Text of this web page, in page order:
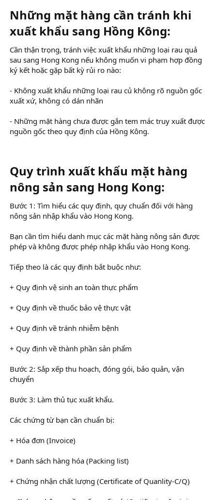
Những mặt hàng cần tránh khi
xuất khẩu sang Hồng Kông:​
Cần thận trọng, tránh việc xuất khẩu những loại rau quả
sau sang Hong Kong nếu không muốn vi phạm hợp đồng
ký kết hoặc gặp bất kỳ rủi ro nào:
- Không xuất khẩu những loại rau củ không rõ nguồn gốc
xuất xứ, không có dán nhãn
- Những mặt hàng chưa được gắn tem mác truy xuất được
nguồn gốc theo quy định của Hồng Kông.
Quy trình xuất khẩu mặt hàng
nông sản sang Hong Kong:​
Bước 1: Tìm hiểu các quy định, quy chuẩn đối với hàng
nông sản nhập khẩu vào Hong Kong.
Bạn cần tìm hiểu danh mục các mặt hàng nông sản được
phép và không được phép nhập khẩu vào Hong Kong.
Tiếp theo là các quy định bắt buộc như:
+ Quy định vệ sinh an toàn thực phẩm
+ Quy định về thuốc bảo vệ thực vật
+ Quy định về tránh nhiễm bệnh
+ Quy định về thành phần sản phẩm
Bước 2: Sắp xếp thu hoạch, đóng gói, bảo quản, vận
chuyển
Bước 3: Làm thủ tục xuất khẩu.
Các chứng từ bạn cần chuẩn bị:
+ Hóa đơn (Invoice)
+ Danh sách hàng hóa (Packing list)
+ Chứng nhận chất lượng (Certificate of Quanlity-C/Q)